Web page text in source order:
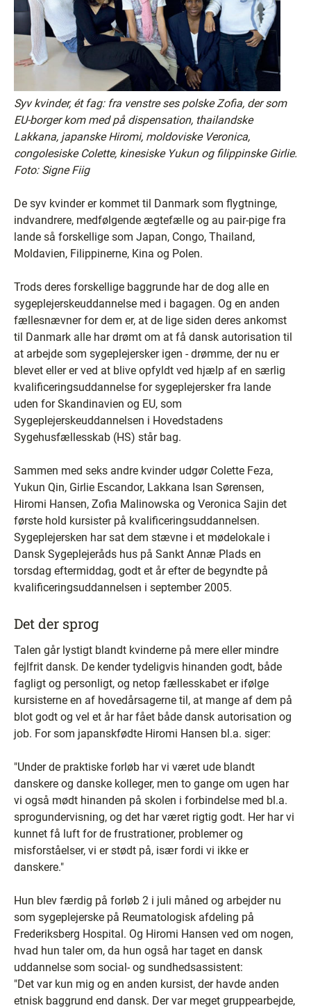
Syv kvinder, ét fag: fra venstre ses polske Zofia, der som
EU-borger kom med på dispensation, thailandske
Lakkana, japanske Hiromi, moldoviske Veronica,
congolesiske Colette, kinesiske Yukun og filippinske Girlie.
Foto: Signe Fiig
De syv kvinder er kommet til Danmark som flygtninge,
indvandrere, medfølgende ægtefælle og au pair-pige fra
lande så forskellige som Japan, Congo, Thailand,
Moldavien, Filippinerne, Kina og Polen.
Trods deres forskellige baggrunde har de dog alle en
sygeplejerskeuddannelse med i bagagen. Og en anden
fællesnævner for dem er, at de lige siden deres ankomst
til Danmark alle har drømt om at få dansk autorisation til
at arbejde som sygeplejersker igen - drømme, der nu er
blevet eller er ved at blive opfyldt ved hjælp af en særlig
kvalificeringsuddannelse for sygeplejersker fra lande
uden for Skandinavien og EU, som
Sygeplejerskeuddannelsen i Hovedstadens
Sygehusfællesskab (HS) står bag.
Sammen med seks andre kvinder udgør Colette Feza,
Yukun Qin, Girlie Escandor, Lakkana Isan Sørensen,
Hiromi Hansen, Zofia Malinowska og Veronica Sajin det
første hold kursister på kvalificeringsuddannelsen.
Sygeplejersken har sat dem stævne i et mødelokale i
Dansk Sygeplejeråds hus på Sankt Annæ Plads en
torsdag eftermiddag, godt et år efter de begyndte på
kvalificeringsuddannelsen i september 2005.
Det der sprog
Talen går lystigt blandt kvinderne på mere eller mindre
fejlfrit dansk. De kender tydeligvis hinanden godt, både
fagligt og personligt, og netop fællesskabet er ifølge
kursisterne en af hovedårsagerne til, at mange af dem på
blot godt og vel et år har fået både dansk autorisation og
job. For som japanskfødte Hiromi Hansen bl.a. siger:
"Under de praktiske forløb har vi været ude blandt
danskere og danske kolleger, men to gange om ugen har
vi også mødt hinanden på skolen i forbindelse med bl.a.
sprogundervisning, og det har været rigtig godt. Her har vi
kunnet få luft for de frustrationer, problemer og
misforståelser, vi er stødt på, især fordi vi ikke er
danskere."
Hun blev færdig på forløb 2 i juli måned og arbejder nu
som sygeplejerske på Reumatologisk afdeling på
Frederiksberg Hospital. Og Hiromi Hansen ved om nogen,
hvad hun taler om, da hun også har taget en dansk
uddannelse som social- og sundhedsassistent:
"Det var kun mig og en anden kursist, der havde anden
etnisk baggrund end dansk. Der var meget gruppearbejde,